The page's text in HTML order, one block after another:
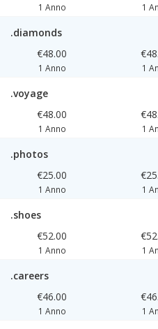
1 Anno 1
.diamonds
€48.00
1 Anno 1
.voyage
€48.00
1 Anno 1
.photos
€25.00
1 Anno 1
.shoes
€52.00
1 Anno 1
.careers
€46.00
1 Anno 1